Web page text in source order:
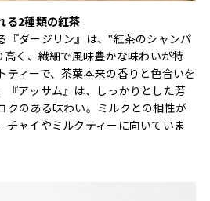
る2種類の紅茶
『ダージリン』は、‟紅茶のシャンパ
高く、繊細で風味豊かな味わいが特
ティーで、茶葉本来の香りと色合いを
『アッサム』は、しっかりとした芳
クのある味わい。ミルクとの相性が
チャイやミルクティーに向いていま